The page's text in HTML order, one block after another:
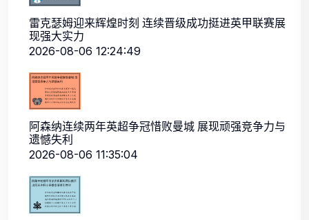
雷克瑟姆迎来辉煌时刻 连续晋级成功挺进英甲联赛展
现强大实力
2026-08-06 12:24:49
阿森纳连续两年英超争冠惜败曼城 展现顽强竞争力与
遗憾失利
2026-08-06 11:35:04